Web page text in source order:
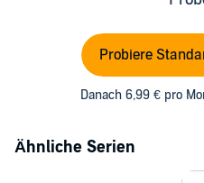
Probiere
Danach 6,99 € pro
Ähnliche Serien